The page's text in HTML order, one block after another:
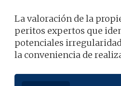
La valoración de la
peritos expertos que
potenciales
la conveniencia de